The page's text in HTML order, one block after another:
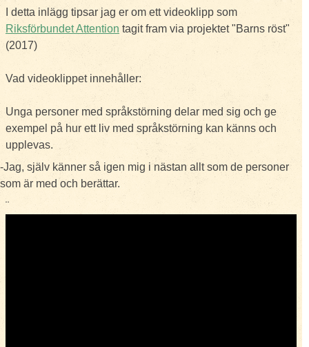
I detta inlägg tipsar jag er om ett videoklipp som
Riksförbundet Attention tagit fram via projektet "Barns röst"
(2017)
Vad videoklippet innehåller:
Unga personer med språkstörning delar med sig och ge
exempel på hur ett liv med språkstörning kan känns och
upplevas.
-Jag, själv känner så igen mig i nästan allt som de personer
som är med och berättar.
¨